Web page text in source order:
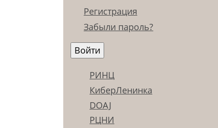
Регистрация
Забыли пароль?
РИНЦ
КиберЛенинка
DOAJ
РЦНИ